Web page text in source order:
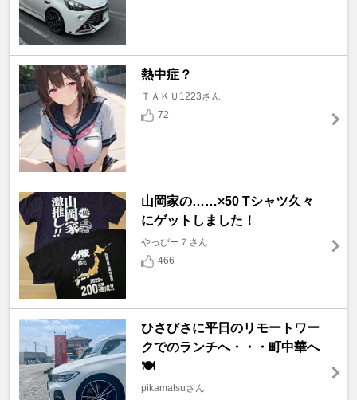
熱中症？
ＴＡＫＵ1223さん
72
山岡家の……×50 Tシャツ久々
にゲットしました！
やっぴー７さん
466
ひさびさに平日のリモートワー
クでのランチへ・・・町中華へ
🍽️
pikamatsuさん